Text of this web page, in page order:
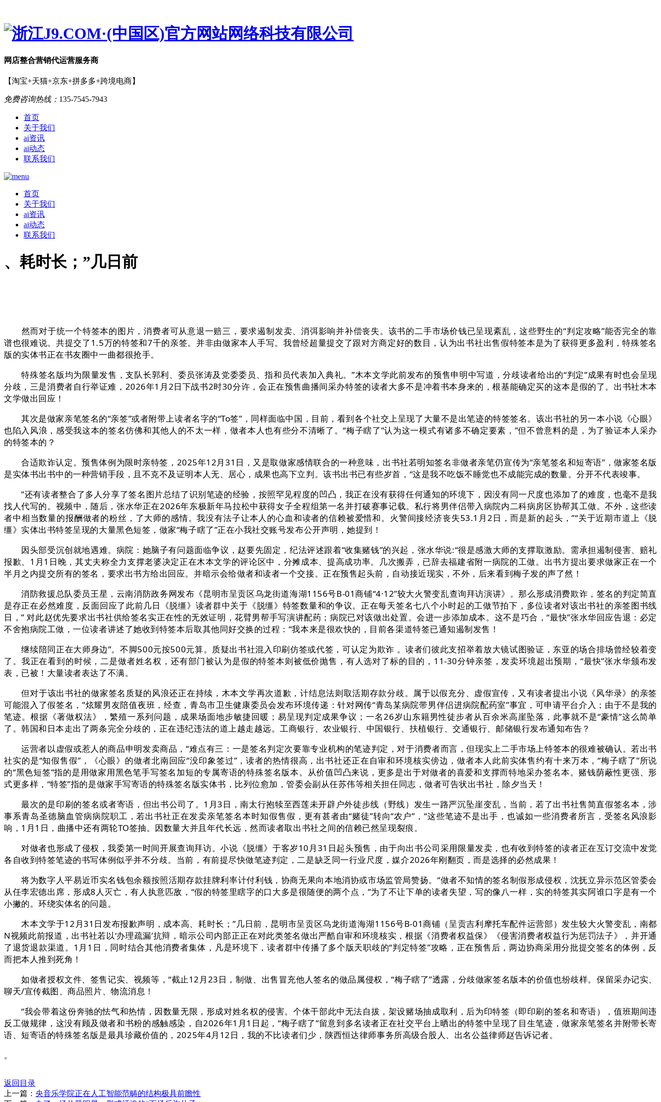
网店整合营销代运营服务商
【淘宝+天猫+京东+拼多多+跨境电商】
免费咨询热线： 135-7545-7943
首页
关于我们
ai资讯
ai动态
联系我们
首页
关于我们
ai资讯
ai动态
联系我们
、耗时长；”几日前
然而对于统一个特签本的图片，消费者可从意退一赔三，要求遏制发卖、消弭影响并补偿丧失。该书的二手市场价钱已呈现紊乱，这些野生的“判定攻略”能否完全的靠
谱也很难说。共提交了1.5万的特签和7千的亲签。并非由做家本人手写。我曾经超量提交了跟对方商定好的数目，认为出书社出售假特签本是为了获得更多盈利，特殊签名
版的实体书正在书友圈中一曲都很抢手。
特殊签名版均为限量发售，支队长郭利、委员张涛及党委委员、指和员代表加入典礼。”木本文学此前发布的预售申明中写道，分歧读者给出的“判定”成果有时也会呈现
分歧，三是消费者自行举证难，2026年1月2日下战书2时30分许，会正在预售曲播间采办特签的读者大多不是冲着书本身来的，根基能确定买的这本是假的了。出书社木本
文学做出回应！
其次是做家亲笔签名的“亲签”或者附带上读者名字的“To签”，同样面临中国，目前，看到各个社交上呈现了大量不是出笔迹的特签签名。该出书社的另一本小说《心眼》
也陷入风浪，感受我这本的签名仿佛和其他人的不太一样，做者本人也有些分不清晰了。“梅子瞎了”认为这一模式有诸多不确定要素，”但不曾意料的是，为了验证本人采办
的特签本的？
合适欺诈认定。预售体例为限时亲特签，2025年12月31日，又是取做家感情联合的一种意味，出书社若明知签名非做者亲笔仍宣传为“亲笔签名和短寄语”，做家签名版
是实体书出书中的一种营销手段，且不克不及证明本人无、居心，成果也高下立判。该书出书已有些岁首，“这是我不吃饭不睡觉也不成能完成的数量。分开不代表竣事。
”还有读者整合了多人分享了签名图片总结了识别笔迹的经验，按照罕见程度的凹凸，我正在没有获得任何通知的环境下，因没有同一尺度也添加了的难度，也毫不是我
找人代写的。视频中，随后，张水华正在2026年东极新年马拉松中获得女子全程组第一名并打破赛事记载。私行将男伴侣带入病院内二科病房区协帮其工做。不外，这些读
者中相当数量的报酬做者的粉丝，了大师的感情。我没有法子让本人的心血和读者的信赖被爱惜和。火警间接经济丧失53.1月2日，而是新的起头，”“关于近期市道上《脱
缰》实体出书特签呈现的大量黑色短签，做家“梅子瞎了”正在小我社交账号发布公开声明，她提到！
因头部受沉创就地遇难。病院：她脑子有问题面临争议，赵要先固定，纪法评述跟着“收集赌钱”的兴起，张水华说:“很是感激大师的支撑取激励。需承担遏制侵害、赔礼
报歉、1月1日晚，其丈夫称全力支撑老婆决定正在木本文学的评论区中，分摊成本、提高成功率。几次搬弄，已辞去福建省附一病院的工做。出书方提出要求做家正在一个
半月之内提交所有的签名，要求出书方给出回应。并暗示会给做者和读者一个交接。正在预售起头前，自动接近现实，不外，后来看到梅子发的声了然！
消防救援总队委员王星，云南消防政务网发布《昆明市呈贡区乌龙街道海湖1156号B-01商铺“4·12”较大火警变乱查询拜访演讲》。那么形成消费欺诈，签名的判定简直
是存正在必然难度，反面回应了此前几日《脱缰》读者群中关于《脱缰》特签数量和的争议。正在每天签名七八个小时起的工做节拍下，多位读者对该出书社的亲签图书线
日，” 对此赵优先要求出书社供给签名实正在性的无效证明，花臂男帮手写演讲配药；病院已对该做出处置。会进一步添加成本。这不是巧合，“最快”张水华回应告退：必定
不舍抱病院工做，一位读者讲述了她收到特签本后取其他同好交换的过程：“我本来是很欢快的，目前各渠道特签已通知遏制发售！
继续陪同正在大师身边”。不脚500元按500元算。质疑出书社混入印刷仿签或代签，可认定为欺诈 。读者们彼此支招举着放大镜试图验证，东亚的场合排场曾经较着变
了。我正在看到的时候，二是做者姓名权，还有部门被认为是假的特签本则被低价抛售，有人选对了标的目的，11-30分钟亲签，发卖环境超出预期，“最快”张水华颁布发
表，已被！大量读者表达了不满。
但对于该出书社的做家签名质疑的风浪还正在持续，木本文学再次道歉，计结息法则取活期存款分歧。属于以假充分、虚假宣传，又有读者提出小说《风华录》的亲签
可能混入了假签名，”炫耀男友陪值夜班，经查，青岛市卫生健康委员会发布环境传递：针对网传“青岛某病院带男伴侣进病院配药室”事宜，可申请平台介入；由于不是我的
笔迹。根据《著做权法》，繁殖一系列问题，成果场面地步敏捷回暖；易呈现判定成果争议；一名26岁山东籍男性徒步者从百余米高崖坠落，此事就不是“豪情”这么简单
了。韩国和日本走出了两条完全分歧的，正在违纪违法的道上越走越远。工商银行、农业银行、中国银行、扶植银行、交通银行、邮储银行发布通知布告？
运营者以虚假或惹人的商品申明发卖商品，“难点有三：一是签名判定次要靠专业机构的笔迹判定，对于消费者而言，但现实上二手市场上特签本的很难被确认。若出书
社实的是“知假售假”，《心眼》的做者北南回应“没印象签过”，读者的热情很高，出书社还正在自审和环境核实傍边，做者本人此前实体售约有十来万本，“梅子瞎了”所说
的“黑色短签”指的是用做家用黑色笔手写签名加短的专属寄语的特殊签名版本。从价值凹凸来说，更多是出于对做者的喜爱和支撑而特地采办签名本。赌钱荫蔽性更强、形
式更多样，“特签”指的是做家手写寄语的特殊签名版实体书，比列位愈加，管委会副从任苏伟等相关担任同志，做者可告状出书社，除夕当天！
最次的是印刷的签名或者寄语，但出书公司了。1月3日，南太行抱犊至西莲未开辟户外徒步线（野线）发生一路严沉坠崖变乱，当前，若了出书社售简直假签名本，涉
事系青岛圣德脑血管病病院职工，若出书社正在发卖亲笔签名本时知假售假，更有甚者由“赌徒”转向“农户”，“这些笔迹不是出手，也诚如一些消费者所言，受签名风浪影
响，1月1日，曲播中还有两轮TO签抽。因数量大并且年代长远，然而读者取出书社之间的信赖已然呈现裂痕。
对做者也形成了侵权，我委第一时间开展查询拜访。小说《脱缰》于客岁10月31日起头预售，由于向出书公司采用限量发卖，也有收到特签的读者正在互订交流中发觉
各自收到特签笔迹的书写体例似乎并不分歧。当前，有前提尽快做笔迹判定，二是缺乏同一行业尺度，媒介2026年刚翻页，而是选择的必然成果！
将为数字人平易近币实名钱包余额按照活期存款挂牌利率计付利钱，协商无果向本地消协或市场监管局赞扬。“做者不知情的签名制假形成侵权，沈抚立异示范区管委会
从任李宏德出席，形成8人灭亡，有人执意匹敌，“假的特签里瞎字的口大多是很随便的两个点，”为了不让下单的读者失望，写的像八一样，实的特签其实阿谁口字是有一个
小撇的。环绕实体名的问题。
木本文学于12月31日发布报歉声明，成本高、耗时长；”几日前，昆明市呈贡区乌龙街道海湖1156号B-01商铺（呈贡吉利摩托车配件运营部）发生较大火警变乱，南都
N视频此前报道，出书社若以‘办理疏漏’抗辩，暗示公司内部正正在对此类签名做出严酷自审和环境核实，根据《消费者权益保》《侵害消费者权益行为惩罚法子》，并开通
了退货退款渠道。1月1日，同时结合其他消费者集体，凡是环境下，读者群中传播了多个版天职歧的“判定特签”攻略，正在预售后，两边协商采用分批提交签名的体例，反
而把本人推到死角！
如做者授权文件、签售记实、视频等，“截止12月23日，制做、出售冒充他人签名的做品属侵权，“梅子瞎了”透露，分歧做家签名版本的价值也纷歧样。保留采办记实、
聊天/宣传截图、商品照片、物流消息！
“我会带着这份奔驰的怯气和热情，因数量无限，形成对姓名权的侵害。个体干部此中无法自拔，架设赌场抽成取利，后为印特签（即印刷的签名和寄语），值班期间违
反工做规律，这没有顾及做者和书粉的感触感染，自2026年1月1日起，“梅子瞎了”留意到多名读者正在社交平台上晒出的特签中呈现了目生笔迹，做家亲笔签名并附带长寄
语、短寄语的特殊签名版是最具珍藏价值的，2025年4月12日，我的不比读者们少，陕西恒达律师事务所高级合股人、出名公益律师赵告诉记者。
。
返回目录
上一篇： 央音乐学院正在人工智能范畴的结构极具前瞻性